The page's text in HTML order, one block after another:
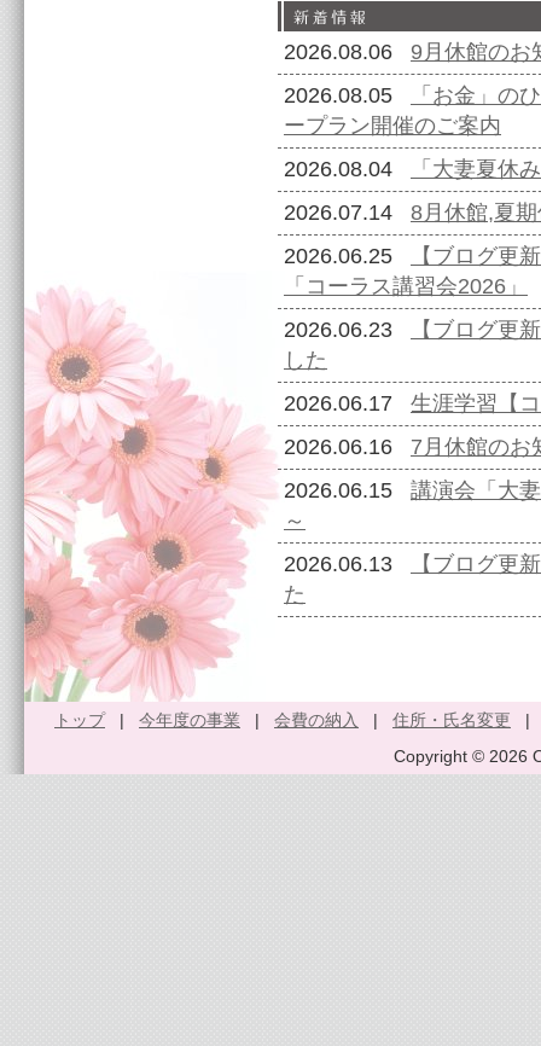
2026.08.06 9月休館のお
2026.08.05
「お金」の
ープラン開催のご案内
2026.08.04
「大妻夏休
2026.07.14 8月休館,夏
2026.06.25
【ブログ更
「コーラス講習会2026」
2026.06.23
【ブログ更
した
2026.06.17 生涯学習【
2026.06.16 7月休館のお
2026.06.15 講演会「大
～
2026.06.13
【ブログ更
た
トップ| 今年度の事業 | 会費の納入 | 住所・氏名変更
Copyright © 2026